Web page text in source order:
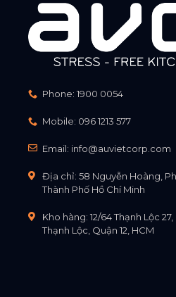
Phone: 1900 0054
Mobile: 096 1213 577
Email: info@auvietcorp.com
Địa chỉ: 58 Nguyễn Hoàng,
Thành Phố Hồ Chí Minh
Kho hàng: 12/64 Thạnh Lộc
Thạnh Lộc, Quận 12, HCM